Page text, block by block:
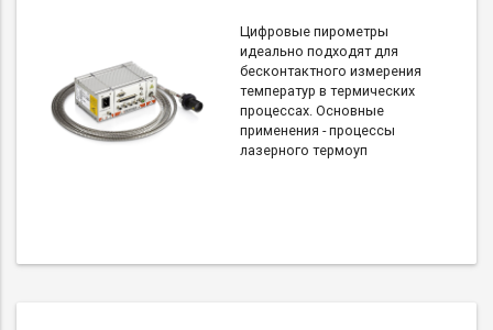
Цифровые пирометры
идеально подходят для
бесконтактного измерения
температур в термических
процессах. Основные
применения - процессы
лазерного термоуп